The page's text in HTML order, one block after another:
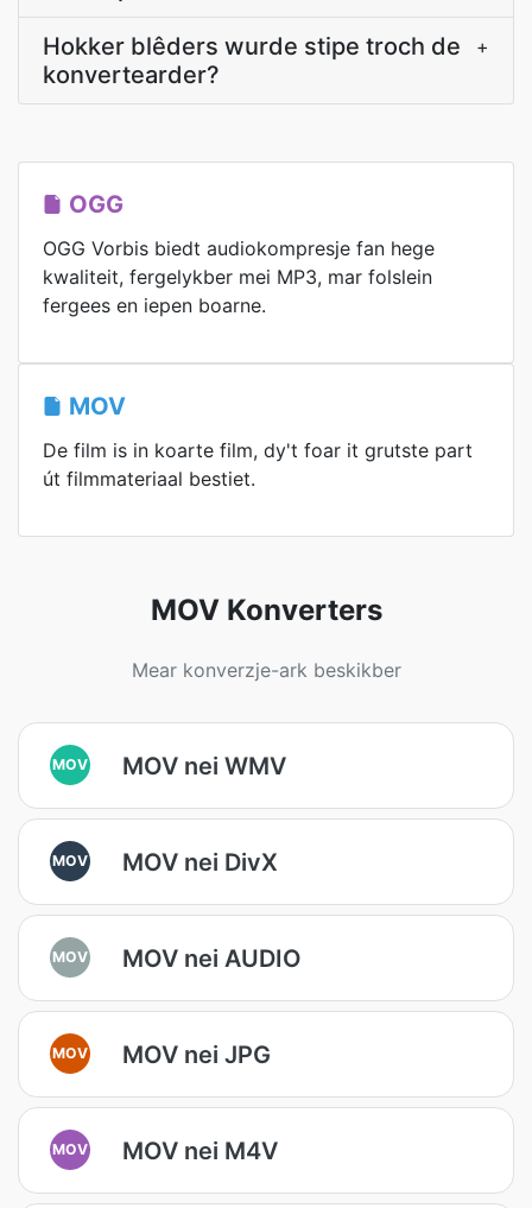
Hokker blêders wurde stipe troch de
konvertearder?
+
OGG
OGG Vorbis biedt audiokompresje fan hege
kwaliteit, fergelykber mei MP3, mar folslein
fergees en iepen boarne.
MOV
De film is in koarte film, dy't foar it grutste part
út filmmateriaal bestiet.
MOV Konverters
Mear konverzje-ark beskikber
MOV MOV nei WMV
MOV MOV nei DivX
MOV MOV nei AUDIO
MOV MOV nei JPG
MOV MOV nei M4V